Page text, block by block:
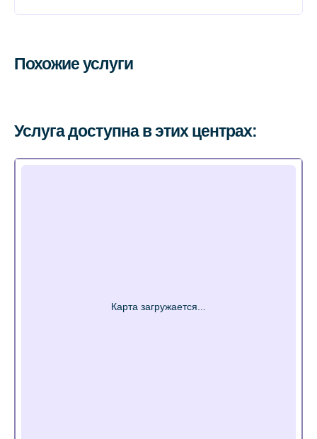
Похожие услуги
Услуга доступна в этих центрах: